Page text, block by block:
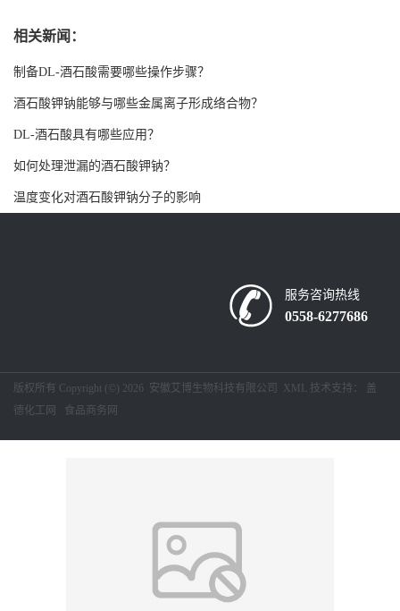
方
式
线
相关新闻：
制备DL-酒石酸需要哪些操作步骤？
酒石酸钾钠能够与哪些金属离子形成络合物？
DL-酒石酸具有哪些应用？
如何处理泄漏的酒石酸钾钠？
温度变化对酒石酸钾钠分子的影响
服务咨询热线
0558-6277686
版权所有 Copyright (©) 2026 安徽艾博生物科技有限公司 XML 技术支持： 盖
德化工网
食品商务网